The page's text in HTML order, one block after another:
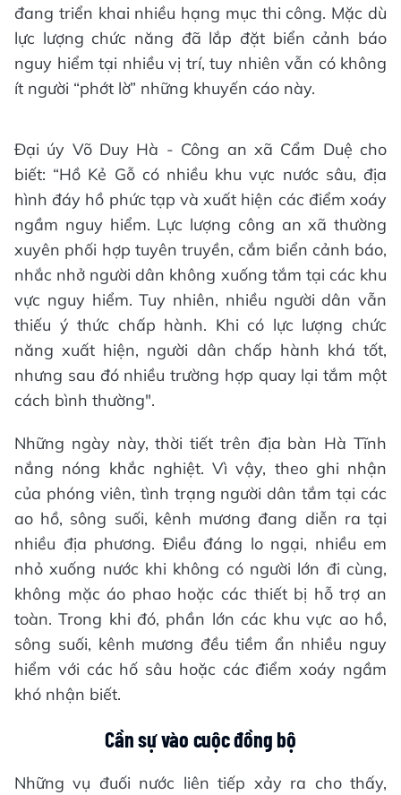
đang triển khai nhiều hạng mục thi công. Mặc dù
lực lượng chức năng đã lắp đặt biển cảnh báo
nguy hiểm tại nhiều vị trí, tuy nhiên vẫn có không
ít người “phớt lờ” những khuyến cáo này.
Đại úy Võ Duy Hà - Công an xã Cẩm Duệ cho
biết: “Hồ Kẻ Gỗ có nhiều khu vực nước sâu, địa
hình đáy hồ phức tạp và xuất hiện các điểm xoáy
ngầm nguy hiểm. Lực lượng công an xã thường
xuyên phối hợp tuyên truyền, cắm biển cảnh báo,
nhắc nhở người dân không xuống tắm tại các khu
vực nguy hiểm. Tuy nhiên, nhiều người dân vẫn
thiếu ý thức chấp hành. Khi có lực lượng chức
năng xuất hiện, người dân chấp hành khá tốt,
nhưng sau đó nhiều trường hợp quay lại tắm một
cách bình thường".
Những ngày này, thời tiết trên địa bàn Hà Tĩnh
nắng nóng khắc nghiệt. Vì vậy, theo ghi nhận
của phóng viên, tình trạng người dân tắm tại các
ao hồ, sông suối, kênh mương đang diễn ra tại
nhiều địa phương. Điều đáng lo ngại, nhiều em
nhỏ xuống nước khi không có người lớn đi cùng,
không mặc áo phao hoặc các thiết bị hỗ trợ an
toàn. Trong khi đó, phần lớn các khu vực ao hồ,
sông suối, kênh mương đều tiềm ẩn nhiều nguy
hiểm với các hố sâu hoặc các điểm xoáy ngầm
khó nhận biết.
Cần sự vào cuộc đồng bộ
Những vụ đuối nước liên tiếp xảy ra cho thấy,